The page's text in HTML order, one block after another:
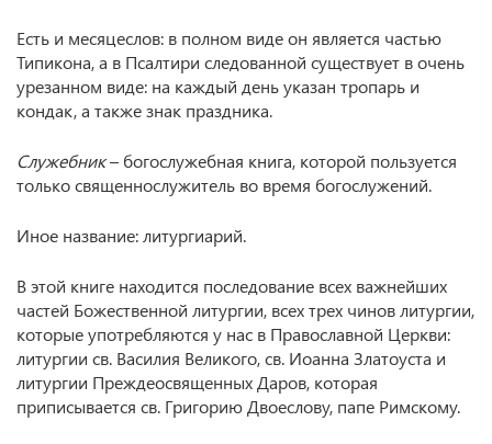
Есть и месяцеслов: в полном виде он является частью
Типикона, а в Псалтири следованной существует в очень
урезанном виде: на каждый день указан тропарь и
кондак, а также знак праздника.
Служебник– богослужебная книга, которой пользуется
только священнослужитель во время богослужений.
Иное название: литургиарий.
В этой книге находится последование всех важнейших
частей Божественной литургии, всех трех чинов литургии,
которые употребляются у нас в Православной Церкви:
литургии св. Василия Великого, св. Иоанна Златоуста и
литургии Преждеосвященных Даров, которая
приписывается св. Григорию Двоеслову, папе Римскому.